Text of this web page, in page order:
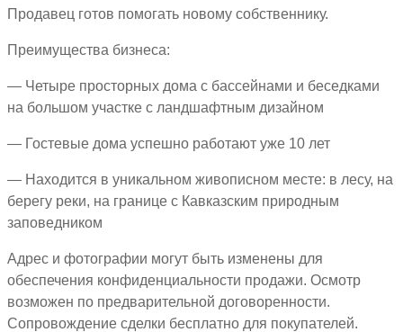
Продавец готов помогать новому собственнику.
Преимущества бизнеса:
— Четыре просторных дома с бассейнами и беседками
на большом участке с ландшафтным дизайном
— Гостевые дома успешно работают уже 10 лет
— Находится в уникальном живописном месте: в лесу, на
берегу реки, на границе с Кавказским природным
заповедником
Адрес и фотографии могут быть изменены для
обеспечения конфиденциальности продажи. Осмотр
возможен по предварительной договоренности.
Сопровождение сделки бесплатно для покупателей.